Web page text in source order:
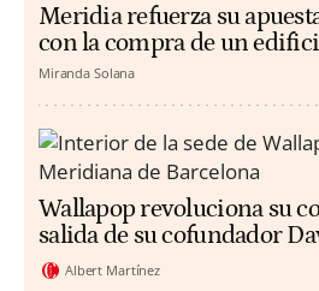
Meridia refuerza su
con la compra de un
Miranda Solana
Wallapop revoluciona su
salida de su cofundador
Albert Martínez